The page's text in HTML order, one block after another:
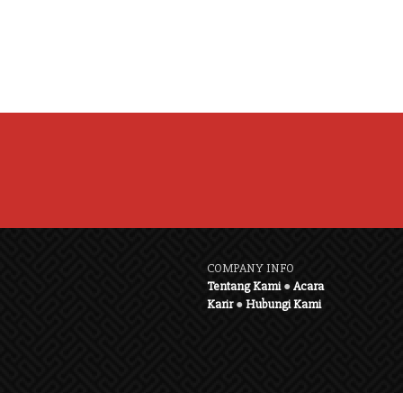
COMPANY INFO
Tentang Kami●Acara
Karir●Hubungi Kami